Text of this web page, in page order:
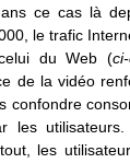
ce cas là
le trafic
du Web (
de la vidéo
confondre
les
les